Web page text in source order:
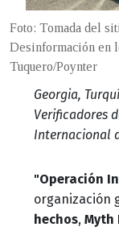
Foto: Tomada del
Desinformación en
Tuquero/Poynter
Georgia,
Verificadores
Internacional
"Operación
organización
hechos, Myth